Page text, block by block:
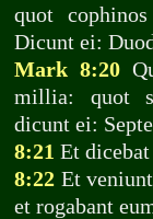
quot
Dicunt ei:
Mark 8:20
millia: quot
dicunt ei:
8:21 Et
8:22 Et
et rogabant